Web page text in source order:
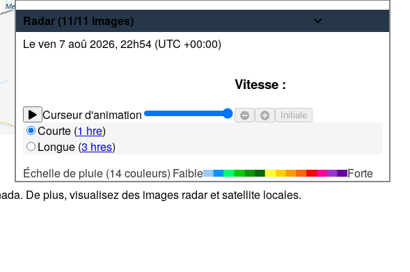
Radar(11/11 images)
Le ven 7 aoû 2026, 22h54 (UTC +00:00)
Curseur d'animation
Vitesse :
Initiale
Courte (1 hre)
Longue (3 hres)
Échelle de pluie (14 couleurs) Faible Forte
Canada, représenté par le ministre
De plus, visualisez des images radar et satellite locales.